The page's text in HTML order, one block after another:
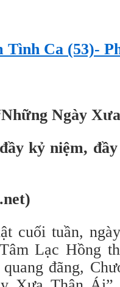
Tình Ca (53)-
Ngày
kỷ niệm,
cuối tuần,
Lạc Hồng
đãng,